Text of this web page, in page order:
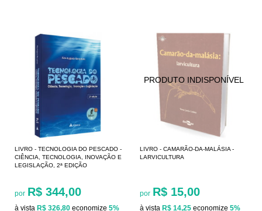
LIVRO - TECNOLOGIA DO PESCADO -
CIÊNCIA, TECNOLOGIA, INOVAÇÃO E
LEGISLAÇÃO, 2ª EDIÇÃO
por R$ 344,00
à vista R$ 326,80 economize 5%
LIVRO - CAMARÃO-DA-MALÁSIA -
LARVICULTURA
por R$ 15,00
à vista R$ 14,25 economize 5%